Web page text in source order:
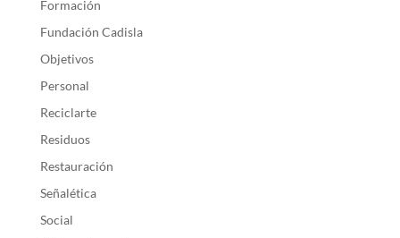
Formación
Fundación Cadisla
Objetivos
Personal
Reciclarte
Residuos
Restauración
Señalética
Social